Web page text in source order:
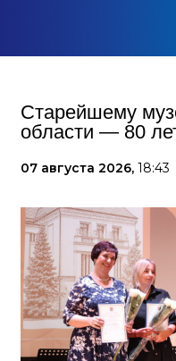
Старейшему
области — 80
07 августа 2026, 18:43